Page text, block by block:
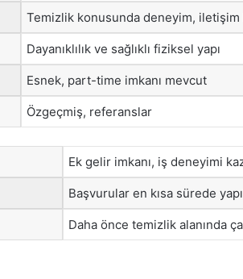
Temizlik konusunda deneyim, iletişim
Dayanıklılık ve sağlıklı fiziksel yapı
Esnek, part-time imkanı mevcut
Özgeçmiş, referanslar
Ek gelir imkanı, iş deneyimi
Başvurular en kısa sürede
Daha önce temizlik alanında